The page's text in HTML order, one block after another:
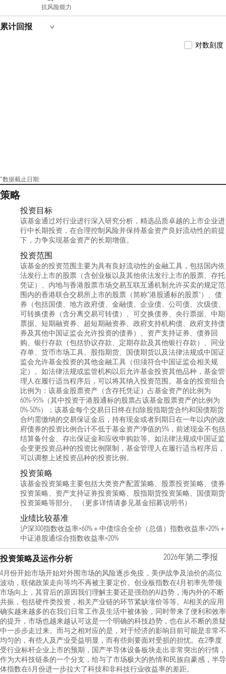
抗风险能力
累计回报
对数刻度
*数据截止日期:
策略
投资目标
该基金通过对行业进行深入研究分析，精选品质卓越的上市企业进
行中长期投资，在合理控制风险并保持基金资产良好流动性的前提
下，力争实现基金资产的长期增值。
投资范围
该基金的投资范围主要为具有良好流动性的金融工具，包括国内依
法发行上市的股票（含创业板以及其他依法发行上市的股票、存托
凭证）、内地与香港股票市场交易互联互通机制允许买卖的规定范
围内的香港联合交易所上市的股票（简称“港股通标的股票”）、债
券（包括国债、地方政府债、金融债、企业债、公司债、次级债、
可转换债券（含分离交易可转债）、可交换债券、央行票据、中期
票据、短期融资券、超短期融资券、政府支持机构债、政府支持债
券及其他中国证监会允许投资的债券）、资产支持证券、债券回
购、银行存款（包括协议存款、定期存款及其他银行存款）、同业
存单、货币市场工具、股指期货、国债期货以及法律法规或中国证
监会允许基金投资的其他金融工具（但须符合中国证监会相关规
定）。如法律法规或监管机构以后允许基金投资其他品种，基金管
理人在履行适当程序后，可以将其纳入投资范围。基金的投资组合
比例为：该基金股票资产（含存托凭证）占基金资产的比例为
60%-95%（其中投资于港股通标的股票占该基金股票资产的比例为
0%-50%）；该基金每个交易日日终在扣除股指期货合约和国债期货
合约需缴纳的交易保证金后，持有现金或者到期日在一年以内的政
府债券的投资比例合计不低于基金资产净值的5%，前述现金不包括
结算备付金、存出保证金和应收申购款等。如法律法规或中国证监
会变更投资品种的投资比例限制，基金管理人在履行适当程序后，
可以调整上述投资品种的投资比例。
投资策略
该基金投资策略主要包括大类资产配置策略、股票投资策略、债券
投资策略、资产支持证券投资策略、股指期货投资策略、国债期货
投资策略等部分。 （更多详情请参见基金招募说明书）
业绩比较基准
沪深300指数收益率×60%＋中债综合全价（总值）指数收益率×20%＋
中证港股通综合指数收益率×20%
投资策略及运作分析 2026年第二季报
4月份开始市场开始对外围市场的风险逐步免疫，美伊战争及油价的高位
波动，联储政策走向等均不再被主要定价。创业板指数在4月初率先带领
市场向上，其背后的原因我们理解主要还是强劲的AI趋势，海内外的不断
共振，包括硬件类投资，相关产业链的环节紧缺涨价等等。AI相关的应用
确实越来越多的在我们日常工作及生活中被体验，同时带来了便利和效率
的提升，市场也越来越认可这是一个明确的科技趋势，也在从不断的质疑
中一步步走过来。而与之相对应的是，对于经济的影响目前可能是非常不
均匀的，有些人及产业受益明显，而有些则要面对受损的担忧。在2季度
受行业标杆企业上市的预期，国产半导体设备板块走出非常突出的行情，
作为大科技链条的一个分支，给与了市场极大的热情和民族自豪感，半导
体指数在6月份进一步拉大了科技和非科技行业收益率的差距。